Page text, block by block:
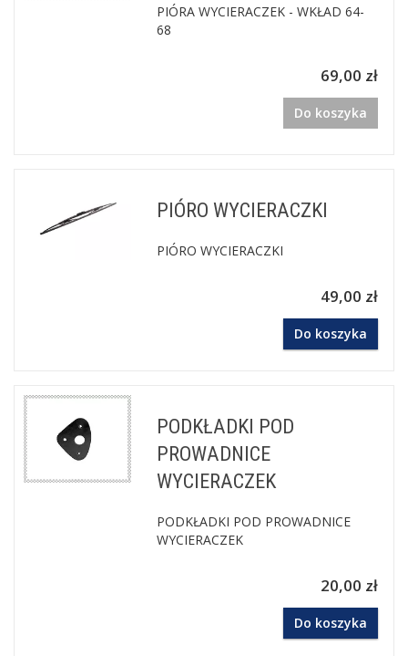
PIÓRA WYCIERACZEK - WKŁAD 64-
68
69,00 zł
Do koszyka
PIÓRO WYCIERACZKI
PIÓRO WYCIERACZKI
49,00 zł
Do koszyka
PODKŁADKI POD
PROWADNICE
WYCIERACZEK
PODKŁADKI POD PROWADNICE
WYCIERACZEK
20,00 zł
Do koszyka